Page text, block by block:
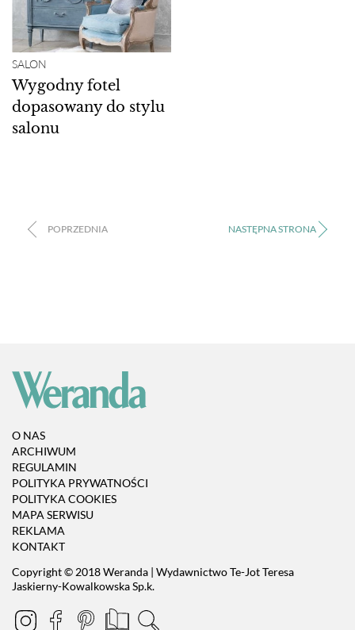
SALON
Wygodny fotel
dopasowany do stylu
salonu
O NAS
ARCHIWUM
REGULAMIN
POLITYKA PRYWATNOŚCI
POLITYKA COOKIES
MAPA SERWISU
REKLAMA
KONTAKT
Copyright © 2018 Weranda | Wydawnictwo Te-Jot Teresa
Jaskierny-Kowalkowska Sp.k.